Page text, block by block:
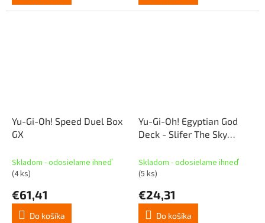
Yu-Gi-Oh! Speed Duel Box
GX
Skladom - odosielame ihneď
(4 ks)
€61,41
Do košíka
Yu-Gi-Oh! Egyptian God
Deck - Slifer The Sky
Skladom - odosielame ihneď
(5 ks)
€24,31
Do košíka